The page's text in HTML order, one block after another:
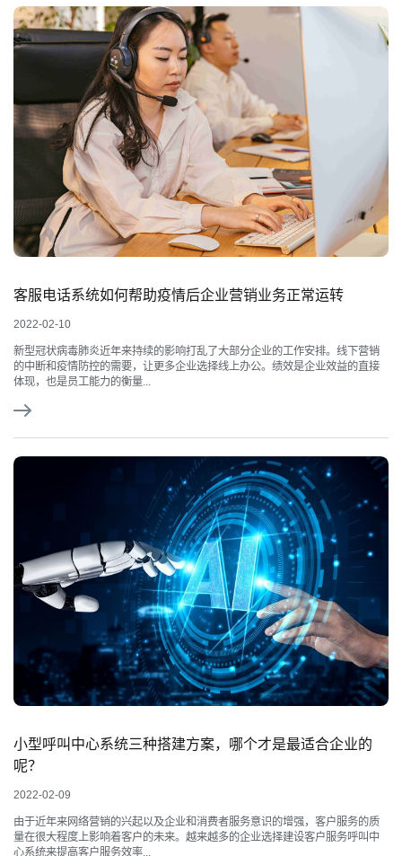
客服电话系统如何帮助疫情后企业营销业务正常运转
2022-02-10
新型冠状病毒肺炎近年来持续的影响打乱了大部分企业的工作安排。线下营销
的中断和疫情防控的需要，让更多企业选择线上办公。绩效是企业效益的直接
体现，也是员工能力的衡量...
小型呼叫中心系统三种搭建方案，哪个才是最适合企业的
呢？
2022-02-09
由于近年来网络营销的兴起以及企业和消费者服务意识的增强，客户服务的质
量在很大程度上影响着客户的未来。越来越多的企业选择建设客户服务呼叫中
心系统来提高客户服务效率...